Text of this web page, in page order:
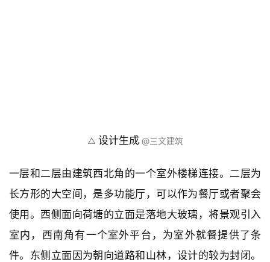
△ 设计生成 @三文建筑
一层和二层由建筑西北角的一个室外楼梯连接。二层为
长方形的大空间，是多功能厅，可以作为餐厅或者聚会
使用。西侧面向荷塘的立面是落地大玻璃，将景观引入
室内，西南角有一个室外平台，为室外就餐提供了条
件。东侧立面因为朝向道路和山林，设计的较为封闭。